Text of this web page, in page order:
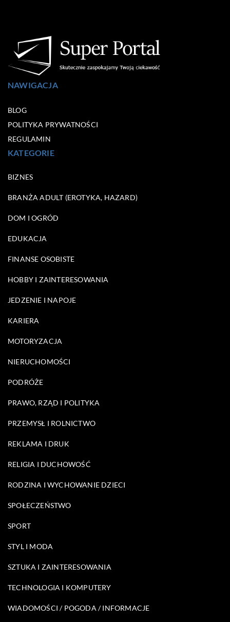
NAWIGACJA
BLOG
POLITYKA PRYWATNOŚCI
REGULAMIN
KATEGORIE
BIZNES
BRANŻA ADULT (EROTYKA, HAZARD)
DOM I OGRÓD
EDUKACJA
FINANSE OSOBISTE
HOBBY I ZAINTERESOWANIA
JEDZENIE I NAPOJE
KARIERA
MOTORYZACJA
NIERUCHOMOŚCI
PODRÓŻE
PRAWO, RZĄD I POLITYKA
PRZEMYSŁ I ROLNICTWO
REKLAMA I DRUK
RELIGIA I DUCHOWOŚĆ
RODZINA I WYCHOWANIE DZIECI
SPOŁECZEŃSTWO
SPORT
STYL I MODA
SZTUKA I ZAINTERESOWANIA
TECHNOLOGIA I KOMPUTERY
WIADOMOŚCI / POGODA / INFORMACJE